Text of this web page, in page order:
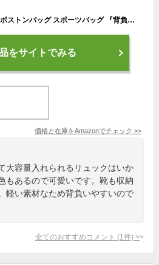
リュック レディース 大容量 ボストンバッグ スポーツバッグ 『背負えて 、肩掛けもできて、手でも持てる 3WAY』旅行バッグ 防水 軽量 乾湿分離 通勤 通学 アウトドア 登山 フィットネスヨガ ジムバッグ
をサイトでみる
価格と在庫をAmazonでチェック >>
大容量入れられるリュックはいか
もあるので可愛いです。靴も収納
軽い素材なため背負いやすいので
全てのおすすめコメント (1 件) >